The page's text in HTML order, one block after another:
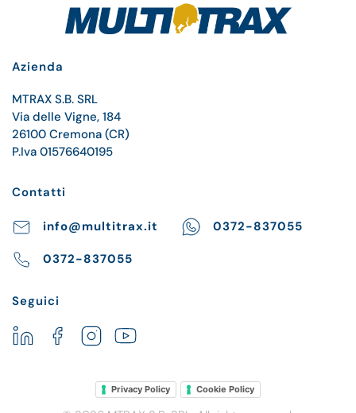
Azienda
MTRAX S.B. SRL
Via delle Vigne, 184
26100 Cremona (CR)
P.Iva 01576640195
Contatti
info@multitrax.it 0372-837055
0372-837055
Seguici
Privacy Policy Cookie Policy